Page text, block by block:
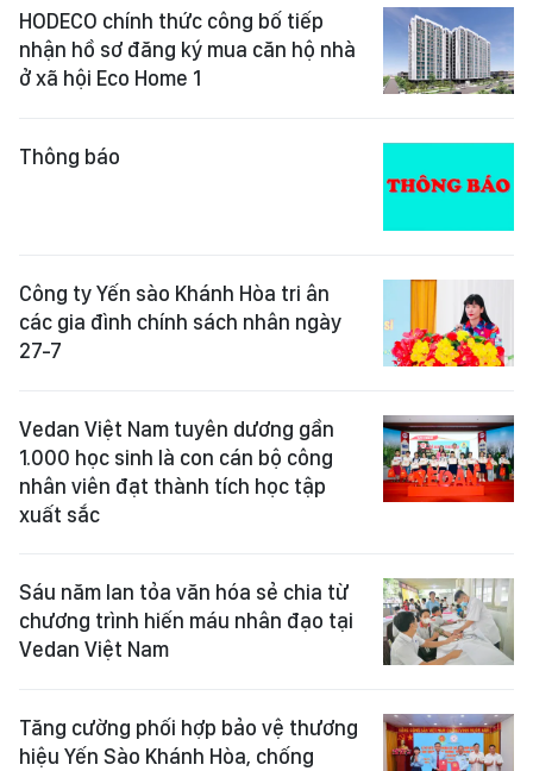
HODECO chính thức công bố tiếp
nhận hồ sơ đăng ký mua căn hộ nhà
ở xã hội Eco Home 1
Thông báo
Công ty Yến sào Khánh Hòa tri ân
các gia đình chính sách nhân ngày
27-7
Vedan Việt Nam tuyên dương gần
1.000 học sinh là con cán bộ công
nhân viên đạt thành tích học tập
xuất sắc
Sáu năm lan tỏa văn hóa sẻ chia từ
chương trình hiến máu nhân đạo tại
Vedan Việt Nam
Tăng cường phối hợp bảo vệ thương
hiệu Yến Sào Khánh Hòa, chống